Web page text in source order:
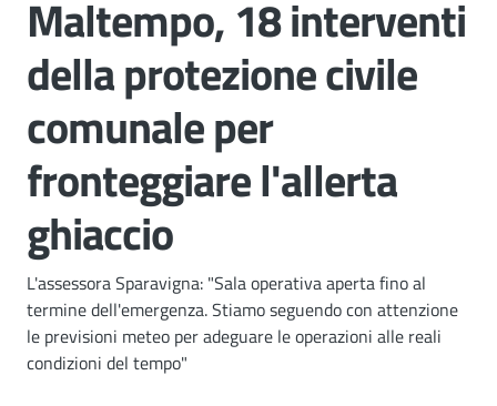
Maltempo, 18 interventi
della protezione civile
comunale per
fronteggiare l'allerta
ghiaccio
Dettagli
L'assessora Sparavigna: "Sala operativa aperta fino al
termine dell'emergenza. Stiamo seguendo con attenzione
le previsioni meteo per adeguare le operazioni alle reali
condizioni del tempo"